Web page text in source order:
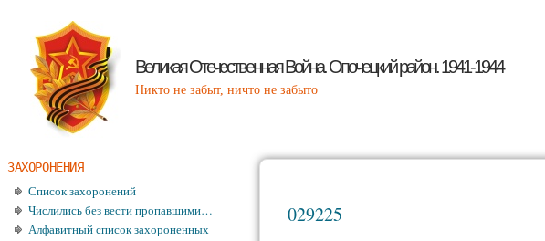
Великая Отечественная Война. Опочецкий район. 1941-1944
Никто не забыт, ничто не забыто
029225
ЗАХОРОНЕНИЯ
Список захоронений
Числились без вести пропавшими…
Алфавитный список захороненных